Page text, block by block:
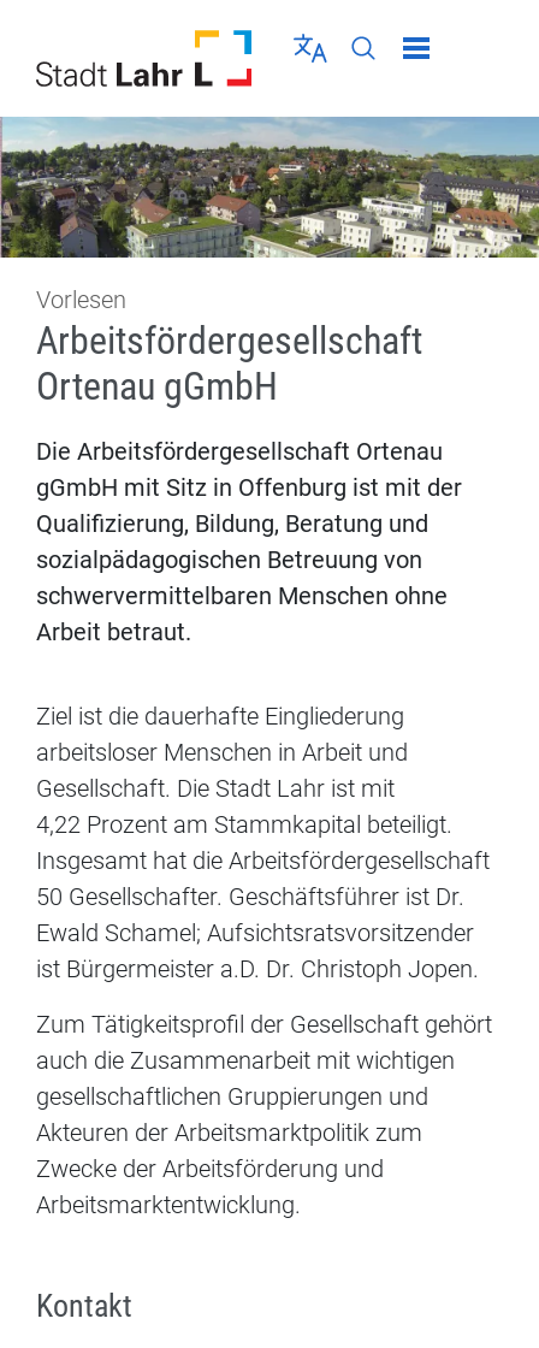
Sprache wählen
Seiten-Suche
Menü schließen
Vorlesen
Arbeitsfördergesellschaft
Ortenau gGmbH
Die Arbeitsfördergesellschaft Ortenau
gGmbH mit Sitz in Offenburg ist mit der
Qualifizierung, Bildung, Beratung und
sozialpädagogischen Betreuung von
schwervermittelbaren Menschen ohne
Arbeit betraut.
Ziel ist die dauerhafte Eingliederung
arbeitsloser Menschen in Arbeit und
Gesellschaft. Die Stadt Lahr ist mit
4,22 Prozent am Stammkapital beteiligt.
Insgesamt hat die Arbeitsfördergesellschaft
50 Gesellschafter. Geschäftsführer ist Dr.
Ewald Schamel; Aufsichtsratsvorsitzender
ist Bürgermeister a.D. Dr. Christoph Jopen.
Zum Tätigkeitsprofil der Gesellschaft gehört
auch die Zusammenarbeit mit wichtigen
gesellschaftlichen Gruppierungen und
Akteuren der Arbeitsmarktpolitik zum
Zwecke der Arbeitsförderung und
Arbeitsmarktentwicklung.
Kontakt